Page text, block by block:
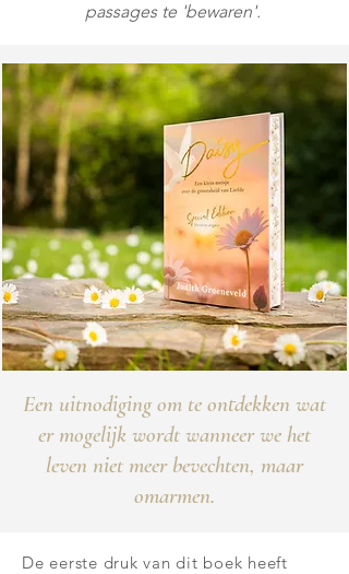
passages te 'bewaren'.
Een uitnodiging om te ontdekken wat
er mogelijk wordt wanneer we het
leven niet meer bevechten, maar
omarmen.
De eerste druk van dit boek heeft